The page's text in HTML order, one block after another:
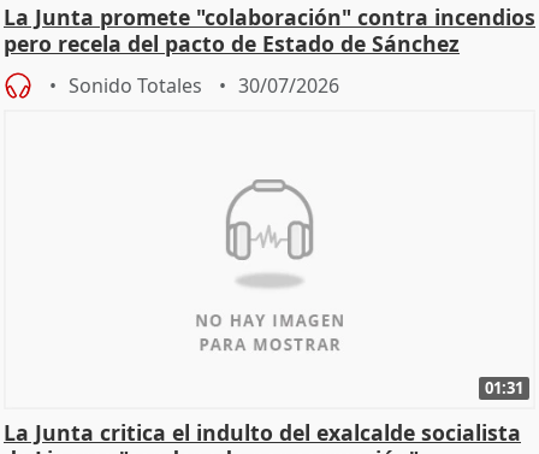
La Junta promete "colaboración" contra incendios
pero recela del pacto de Estado de Sánchez
Sonido Totales 30/07/2026
01:31
La Junta critica el indulto del exalcalde socialista